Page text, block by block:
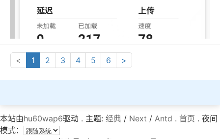
< 1 2 3 4 5 6 >
本站由hu60wap6驱动 . 主题: 经典 / Next / Antd . 首页 . 夜间
模式：